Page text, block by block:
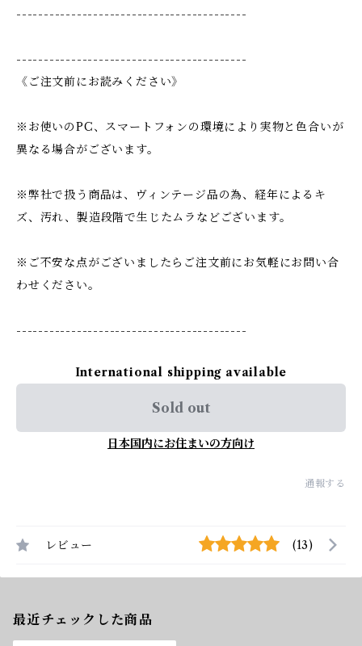
------------------------------------------
------------------------------------------
《ご注文前にお読みください》
※お使いのPC、スマートフォンの環境により実物と色合いが
異なる場合がございます。
※弊社で扱う商品は、ヴィンテージ品の為、経年によるキ
ズ、汚れ、製造段階で生じたムラなどございます。
※ご不安な点がございましたらご注文前にお気軽にお問い合
わせください。
------------------------------------------
International shipping available
Sold out
日本国内にお住まいの方向け
通報する
レビュー (13)
最近チェックした商品